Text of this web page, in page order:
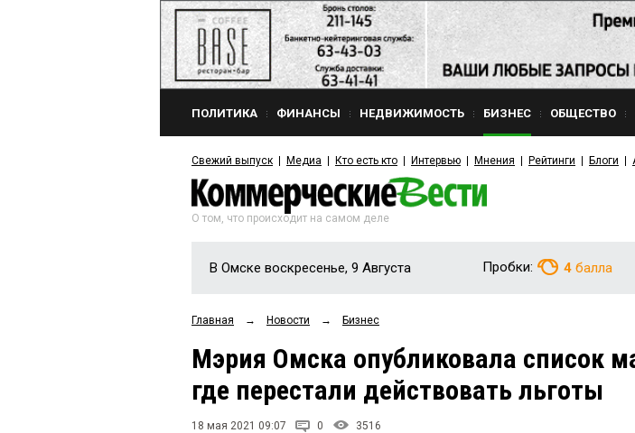
ПОЛИТИКА ФИНАНСЫ НЕДВИЖИМОСТЬ БИЗНЕС ОБЩЕСТВО
Свежий выпуск Медиа Кто есть кто Интервью Мнения Рейтинги Блоги
О том, что происходит на самом деле
В Омске воскресенье, 9 Августа Пробки: 4 балла
Главная → Новости → Бизнес
Мэрия Омска опубликовала список
где перестали действовать льготы
18 мая 2021 09:07 0 3516